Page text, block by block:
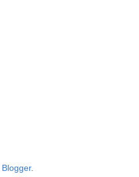
Blogger.